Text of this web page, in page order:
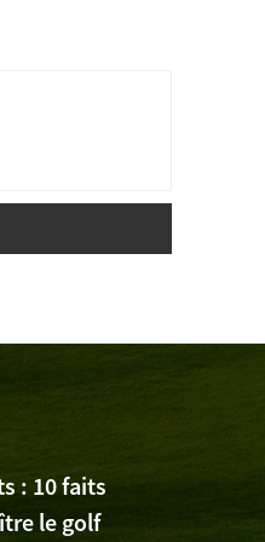
: 10 faits
le golf